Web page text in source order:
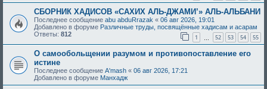
СБОРНИК ХАДИСОВ «САХИХ АЛЬ-ДЖАМИ’» АЛЬ-АЛЬБАНИ
Последнее сообщение abu abduRrazak « 06 авг 2026, 19:01
Добавлено в форуме Различные труды, посвящённые хадисам и асарам
Ответы: 812 1 52 53 54 55
О самообольщении разумом и противопоставление его
истине
Последнее сообщение A'mash « 06 авг 2026, 17:21
Добавлено в форуме Манхадж